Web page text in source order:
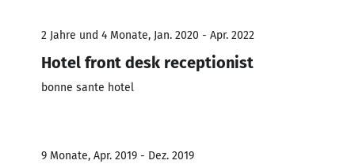
2 Jahre und 4 Monate, Jan. 2020 - Apr. 2022
Hotel front desk receptionist
bonne sante hotel
9 Monate, Apr. 2019 - Dez. 2019